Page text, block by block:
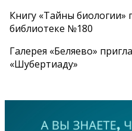
Книгу «Тайны биологии»
библиотеке №180
Галерея «Беляево»
«Шубертиаду»